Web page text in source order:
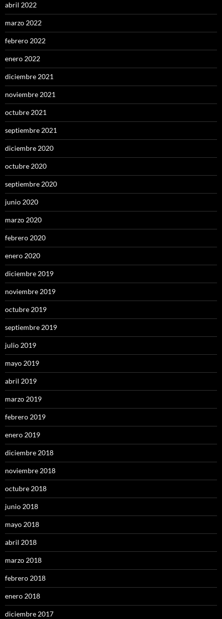
abril 2022
marzo 2022
febrero 2022
enero 2022
diciembre 2021
noviembre 2021
octubre 2021
septiembre 2021
diciembre 2020
octubre 2020
septiembre 2020
junio 2020
marzo 2020
febrero 2020
enero 2020
diciembre 2019
noviembre 2019
octubre 2019
septiembre 2019
julio 2019
mayo 2019
abril 2019
marzo 2019
febrero 2019
enero 2019
diciembre 2018
noviembre 2018
octubre 2018
junio 2018
mayo 2018
abril 2018
marzo 2018
febrero 2018
enero 2018
diciembre 2017